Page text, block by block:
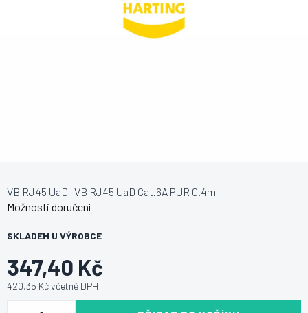
347,40 Kč
420,35 Kč včetně DPH
SKLADEM U VÝROBCE
Možnosti doručení
VB RJ45 UaD -VB RJ45 UaD Cat.6A PUR 0.4m